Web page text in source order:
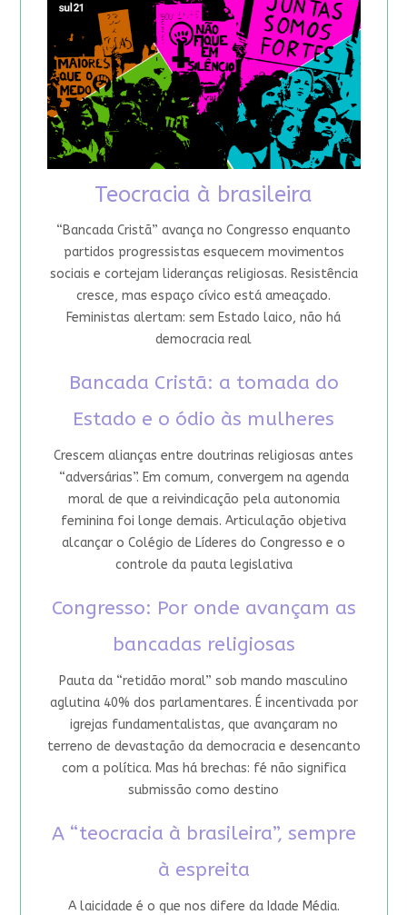
Teocracia à brasileira
“Bancada Cristã” avança no Congresso enquanto
partidos progressistas esquecem movimentos
sociais e cortejam lideranças religiosas. Resistência
cresce, mas espaço cívico está ameaçado.
Feministas alertam: sem Estado laico, não há
democracia real
Bancada Cristã: a tomada do
Estado e o ódio às mulheres
Crescem alianças entre doutrinas religiosas antes
“adversárias”. Em comum, convergem na agenda
moral de que a reivindicação pela autonomia
feminina foi longe demais. Articulação objetiva
alcançar o Colégio de Líderes do Congresso e o
controle da pauta legislativa
Congresso: Por onde avançam as
bancadas religiosas
Pauta da “retidão moral” sob mando masculino
aglutina 40% dos parlamentares. É incentivada por
igrejas fundamentalistas, que avançaram no
terreno de devastação da democracia e desencanto
com a política. Mas há brechas: fé não significa
submissão como destino
A “teocracia à brasileira”, sempre
à espreita
A laicidade é o que nos difere da Idade Média.